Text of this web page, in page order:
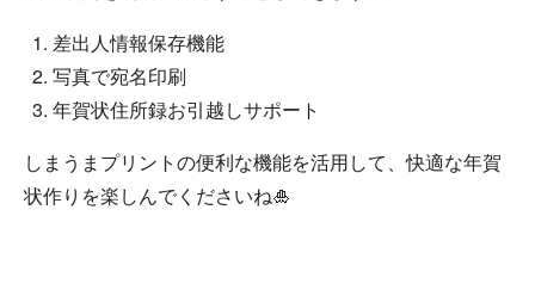
差出人情報保存機能
写真で宛名印刷
年賀状住所録お引越しサポート
しまうまプリントの便利な機能を活用して、快適な年賀
状作りを楽しんでくださいね🎍